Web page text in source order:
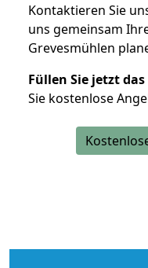
Kontaktieren Sie
uns gemeinsam
Grevesmühlen
Füllen Sie jetzt
Sie kostenlose